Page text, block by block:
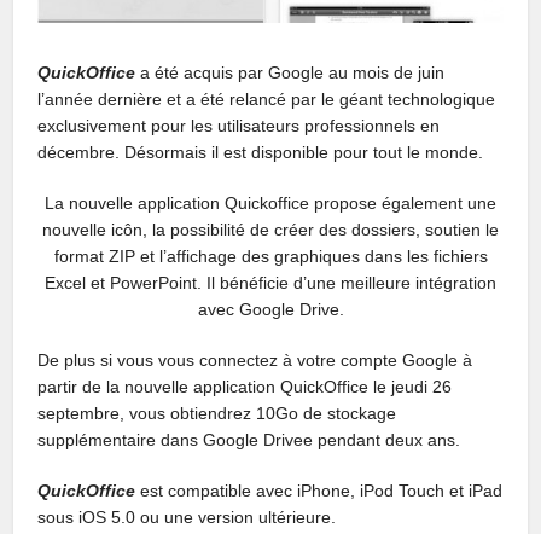
QuickOffice a été acquis par Google au mois de juin
l’année dernière et a été relancé par le géant technologique
exclusivement pour les utilisateurs professionnels en
décembre. Désormais il est disponible pour tout le monde.
La nouvelle application Quickoffice propose également une
nouvelle icôn, la possibilité de créer des dossiers, soutien le
format ZIP et l’affichage des graphiques dans les fichiers
Excel et PowerPoint. Il bénéficie d’une meilleure intégration
avec Google Drive.
De plus si vous vous connectez à votre compte Google à
partir de la nouvelle application QuickOffice le jeudi 26
septembre, vous obtiendrez 10Go de stockage
supplémentaire dans Google Drivee pendant deux ans.
QuickOffice est compatible avec iPhone, iPod Touch et iPad
sous iOS 5.0 ou une version ultérieure.